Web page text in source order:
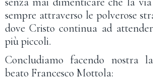
sempre attraverso le polverose
dove Cristo continua ad
più piccoli.
Concludiamo facendo nostra
beato Francesco Mottola: